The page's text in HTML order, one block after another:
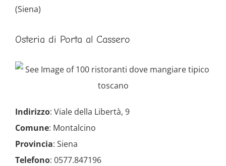
immagine
Osteria di Porta al Cassero
Indirizzo: Viale della Libertà, 9
Comune: Montalcino
Provincia: Siena
Telefono: 0577.847196